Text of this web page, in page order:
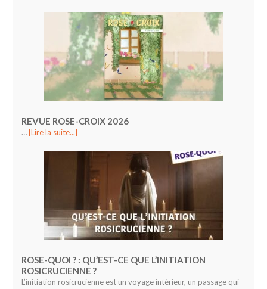
REVUE ROSE-CROIX 2026
… [Lire la suite...]
ROSE-QUOI ? : QU’EST-CE QUE L’INITIATION
ROSICRUCIENNE ?
L’initiation rosicrucienne est un voyage intérieur, un passage qui